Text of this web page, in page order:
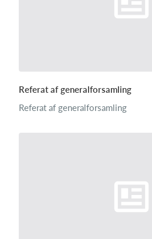
Referat af generalforsamling
Referat af generalforsamling